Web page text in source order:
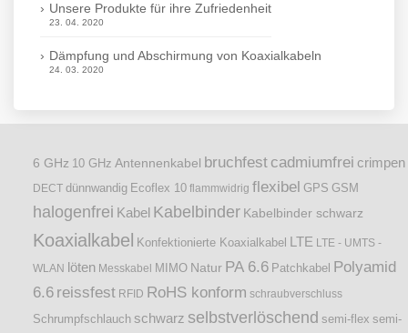
Unsere Produkte für ihre Zufriedenheit
23. 04. 2020
Dämpfung und Abschirmung von Koaxialkabeln
24. 03. 2020
6 GHz 10 GHz Antennenkabel bruchfest cadmiumfrei crimpen
DECT dünnwandig Ecoflex 10 flammwidrig flexibel GPS GSM
halogenfrei Kabel Kabelbinder Kabelbinder schwarz
Koaxialkabel Konfektionierte Koaxialkabel LTE LTE - UMTS -
WLAN
löten Messkabel MIMO Natur PA 6.6 Patchkabel Polyamid
6.6 reissfest RFID RoHS konform schraubverschluss
Schrumpfschlauch schwarz selbstverlöschend semi-flex semi-